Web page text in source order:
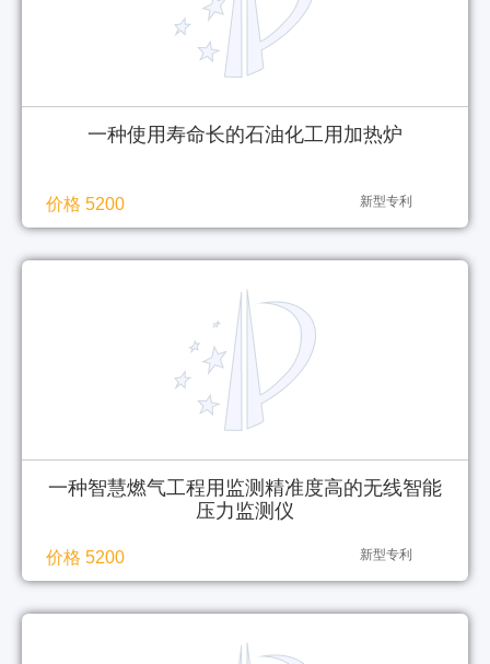
一种使用寿命长的石油化工用加热炉
价格 5200 新型专利
一种智慧燃气工程用监测精准度高的无线智能
压力监测仪
价格 5200 新型专利